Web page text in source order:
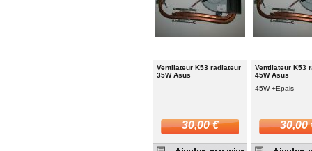
Ventilateur K53 radiateur
35W Asus
30,00 €
Ventilateur K53
45W Asus
45W +Epais
30,00